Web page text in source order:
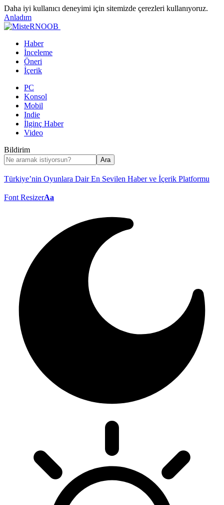
Daha iyi kullanıcı deneyimi için sitemizde çerezleri kullanıyoruz.
Anladım
Haber
İnceleme
Öneri
İçerik
PC
Konsol
Mobil
Indie
İlginç Haber
Video
Bildirim
Türkiye’nin Oyunlara Dair En Sevilen Haber ve İçerik Platformu
Font ResizerAa